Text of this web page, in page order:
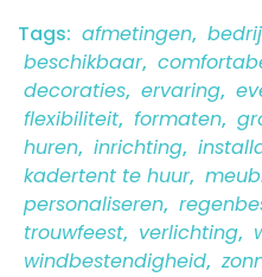
Tags: afmetingen,
beschikbaar,
decoraties, ervaring,
flexibiliteit, formaten,
huren, inrichting,
kadertent te huur,
personaliseren,
trouwfeest, verlichting,
windbestendigheid,